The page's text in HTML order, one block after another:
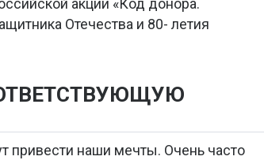
акции «Код донора.
Отечества и 80- летия
привести наши мечты. Очень часто